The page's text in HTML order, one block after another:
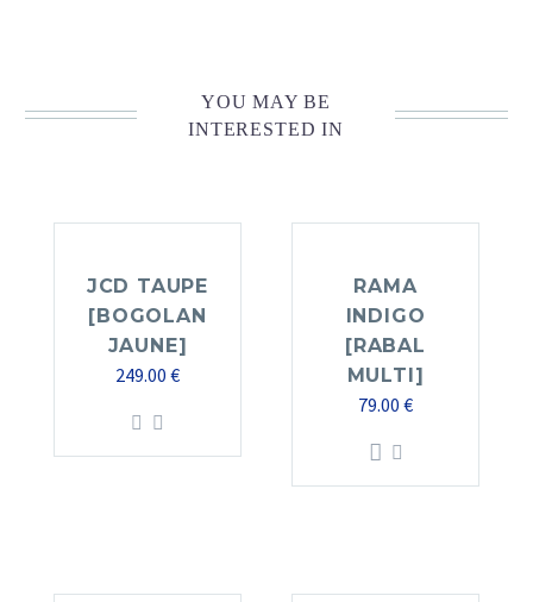
YOU MAY BE
INTERESTED IN
JCD TAUPE
[BOGOLAN
JAUNE]
249.00 €
RAMA
INDIGO
[RABAL
MULTI]
79.00 €